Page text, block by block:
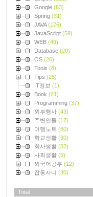
Google (83)
Spring (31)
JAVA(176)
JavaScript (59)
WEB (49)
Database (20)
OS (26)
Tools (8)
Tips (26)
IT정보 (1)
Book (21)
Programming (37)
외부행사 (43)
주변인들 (17)
여행노트 (60)
학교생활 (30)
회사생활 (52)
사회생활 (5)
외국어공부 (12)
잡동사니 (30)
Total